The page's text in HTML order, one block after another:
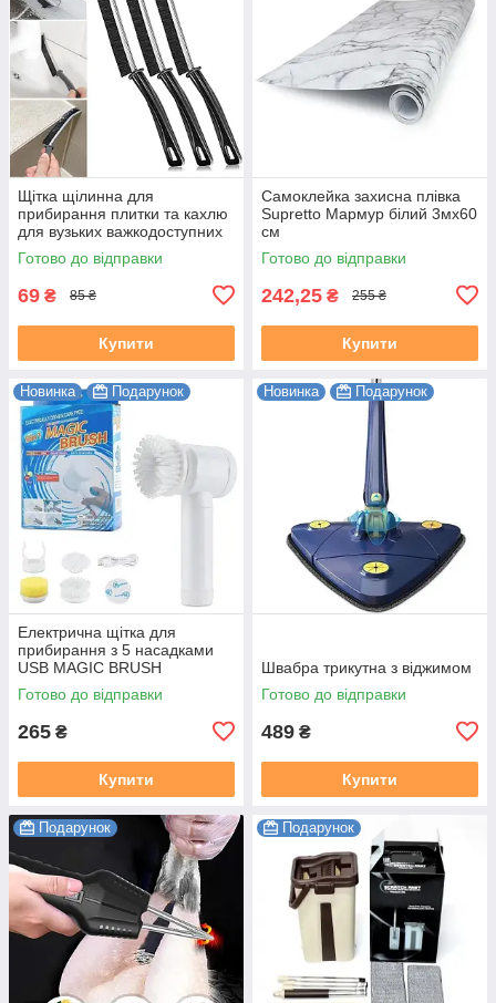
Щітка щілинна для
прибирання плитки та кахлю
для вузьких важкодоступних
місць Gap brush 1 шт
Готово до відправки
69 ₴ 85 ₴
Купити
Самоклейка захисна плівка
Supretto Мармур білий 3мх60
см
Готово до відправки
242,25 ₴ 255 ₴
Купити
Новинка Подарунок
Електрична щітка для
прибирання з 5 насадками
USB MAGIC BRUSH
Готово до відправки
265 ₴
Купити
Новинка Подарунок
Швабра трикутна з віджимом
Готово до відправки
489 ₴
Купити
Подарунок Подарунок